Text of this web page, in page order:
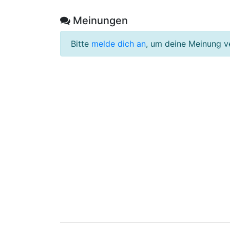
Meinungen
Bitte melde dich an, um deine Meinung